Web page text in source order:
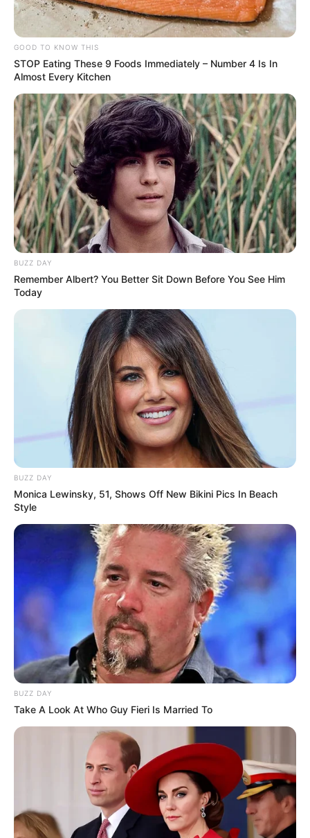
GOOD TO KNOW THIS
STOP Eating These 9 Foods Immediately – Number 4 Is In
Almost Every Kitchen
BUZZ DAY
Remember Albert? You Better Sit Down Before You See Him
Today
BUZZ DAY
Monica Lewinsky, 51, Shows Off New Bikini Pics In Beach
Style
BUZZ DAY
Take A Look At Who Guy Fieri Is Married To